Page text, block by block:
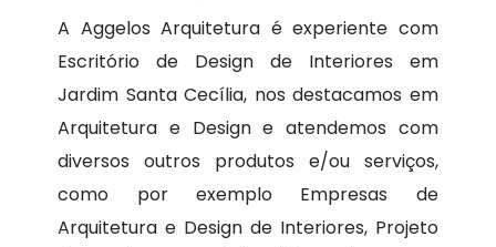
A Aggelos Arquitetura é experiente com
Escritório de Design de Interiores em
Jardim Santa Cecília, nos destacamos em
Arquitetura e Design e atendemos com
diversos outros produtos e/ou serviços,
como por exemplo Empresas de
Arquitetura e Design de Interiores, Projeto